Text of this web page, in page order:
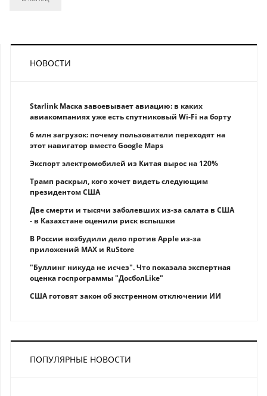
НОВОСТИ
Starlink Маска завоевывает авиацию: в каких
авиакомпаниях уже есть спутниковый Wi-Fi на борту
6 млн загрузок: почему пользователи переходят на
этот навигатор вместо Google Maps
Экспорт электромобилей из Китая вырос на 120%
Трамп раскрыл, кого хочет видеть следующим
президентом США
Две смерти и тысячи заболевших из-за салата в США
- в Казахстане оценили риск вспышки
В России возбудили дело против Apple из-за
приложений MAX и RuStore
"Буллинг никуда не исчез". Что показала экспертная
оценка госпрограммы "ДосболLike"
США готовят закон об экстренном отключении ИИ
ПОПУЛЯРНЫЕ НОВОСТИ